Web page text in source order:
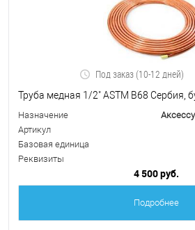
Под заказ (10-12 дней)
Труба медная 1/2" ASTM B68 Сербия,
Назначение
Артикул
Базовая единица
Реквизиты
4 500 руб.
Подробнее